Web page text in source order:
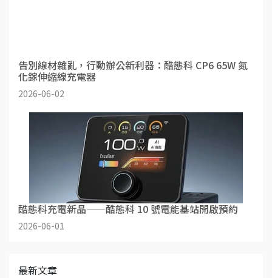
告別線材雜亂，行動辦公新利器：酷態科 CP6 65W 氮
化鎵伸縮線充電器
2026-06-02
酷態科充電新品——酷態科 10 號電能基站開啟預約
2026-06-01
最新文章